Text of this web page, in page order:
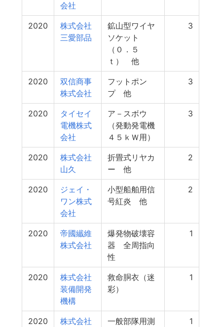
会社
2020
株式会社
三愛部品
鉱山型ワイヤ
ソケット
（０．５
ｔ） 他
3
2020
双信商事
株式会社
フットポン
プ 他
3
2020
タイセイ
電機株式
会社
ア－スボウ
（発動発電機
４５ｋＷ用）
3
2020
株式会社
山久
折畳式リヤカ
ー 他
2
2020
ジェイ・
ワン株式
会社
小型船舶用信
号紅炎 他
2
2020
帝國纎維
株式会社
爆発物破壊容
器 全周指向
性
1
2020
株式会社
装備開発
機構
救命胴衣（迷
彩）
1
2020
株式会社
一般部隊用測
1